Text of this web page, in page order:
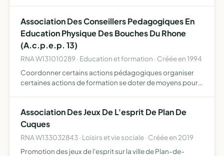
et …
Association Des Conseillers Pedagogiques En
Education Physique Des Bouches Du Rhone
(A.c.p.e.p. 13)
RNA W131010289 · Education et formation · Créée en 1994
Coordonner certains actions pédagogiques organiser
certaines actions de formation se doter de moyens pour
Association Des Jeux De L'esprit De Plan De
Cuques
RNA W133032843 · Loisirs et vie sociale · Créée en 2019
Promotion des jeux de l'esprit sur la ville de Plan-de-